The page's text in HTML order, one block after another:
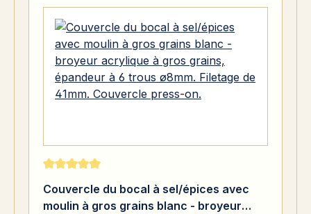
Note moyenne de 5 sur 5 étoiles
Couvercle du bocal à sel/épices avec
moulin à gros grains blanc - broyeur